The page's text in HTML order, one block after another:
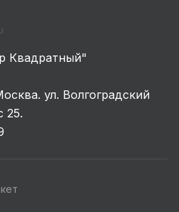
Квадратный"
ул. Волгоградский
25.